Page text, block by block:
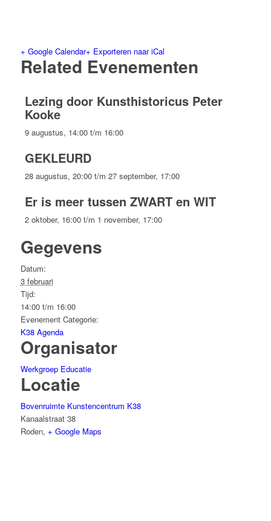
+ Google Calendar+ Exporteren naar iCal
Related Evenementen
Lezing door Kunsthistoricus Peter
Kooke
9 augustus, 14:00t/m 16:00
GEKLEURD
28 augustus, 20:00t/m 27 september, 17:00
Er is meer tussen ZWART en WIT
2 oktober, 16:00t/m 1 november, 17:00
Gegevens
Datum:
3 februari
Tijd:
14:00 t/m 16:00
Evenement Categorie:
K38 Agenda
Organisator
Werkgroep Educatie
Locatie
Bovenruimte Kunstencentrum K38
Kanaalstraat 38
Roden, + Google Maps